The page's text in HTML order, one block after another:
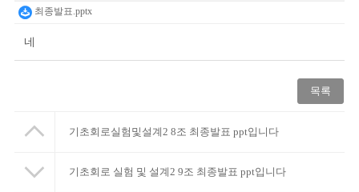
최종발표.pptx
네
목록
기초회로실험및설계2 8조 최종발표 ppt입니다
기초회로 실험 및 설계2 9조 최종발표 ppt입니다